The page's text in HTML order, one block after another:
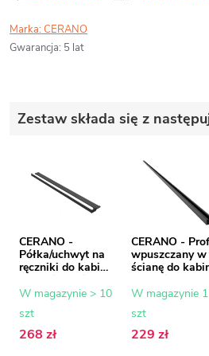
Marka:CERANO
Gwarancja: 5 lat
Zestaw składa się z
CERANO -
Półka/uchwyt na
ręczniki do kabiny
walk-in - 8-10
- 30 do 160 cm
W magazynie > 10
szt
268 zł
CERANO -
wpuszczany w
ścianę do
typu walk-in - 8
- 200 cm
W magazynie 1
szt
229 zł